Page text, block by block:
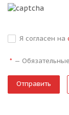
Я согласен на
* —